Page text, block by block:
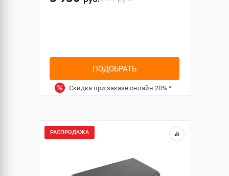
ПОДОБРАТЬ
Скидка при заказе онлайн 20% *
РАСПРОДАЖА